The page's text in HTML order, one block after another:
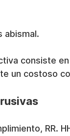
abismal.
consiste
un costoso
RR.